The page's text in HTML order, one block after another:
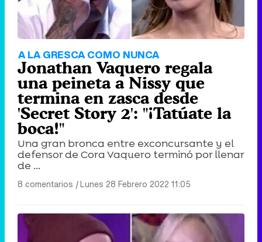
Tráiler de la tercera temporada de 'The Walking Dead: Dead City' de AMC+
A LA GRESCA COMO NUNCA
Jonathan Vaquero regala
una peineta a Nissy que
termina en zasca desde
'Secret Story 2': "¡Tatúate la
boca!"
Una gran bronca entre exconcursante y el
defensor de Cora Vaquero terminó por llenar
de ...
8 comentarios |Lunes 28 Febrero 2022 11:05